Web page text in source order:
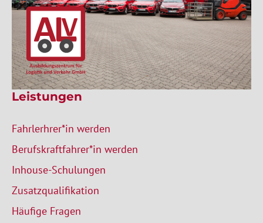
Leistungen
Fahrlerhrer*in werden
Berufskraftfahrer*in werden
Inhouse-Schulungen
Zusatzqualifikation
Häufige Fragen